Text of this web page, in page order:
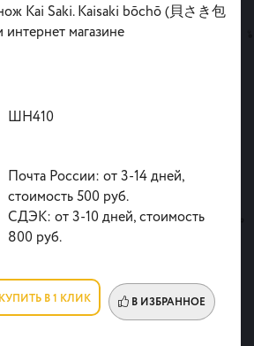
Kai Saki. Kaisaki bōchō (貝さき包
магазине
ШН410
Почта России: от 3-14 дней,
стоимость 500 руб.
СДЭК: от 3-10 дней, стоимость
800 руб.
КУПИТЬ В 1 КЛИК В ИЗБРАННОЕ